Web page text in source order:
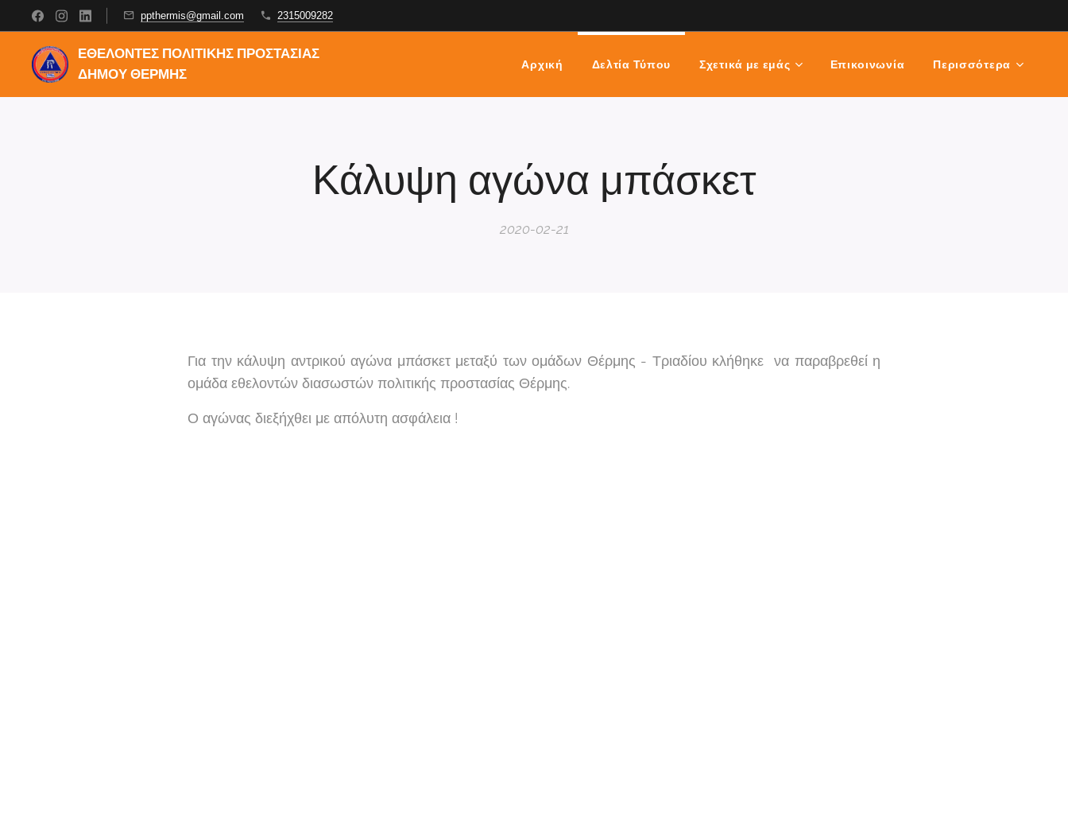
ppthermis@gmail.com 2315009282
ΕΘΕΛΟΝΤΕΣ ΠΟΛΙΤΙΚΗΣ ΠΡΟΣΤΑΣΙΑΣ
ΔΗΜΟΥ ΘΕΡΜΗΣ
Αρχική Δελτία Τύπου Σχετικά με εμάς Επικοινωνία Περισσότερα
Κάλυψη αγώνα μπάσκετ
2020-02-21
Για την κάλυψη αντρικού αγώνα μπάσκετ μεταξύ των ομάδων Θέρμης - Τριαδίου κλήθηκε να παραβρεθεί η
ομάδα εθελοντών διασωστών πολιτικής προστασίας Θέρμης.
Ο αγώνας διεξήχθει με απόλυτη ασφάλεια !